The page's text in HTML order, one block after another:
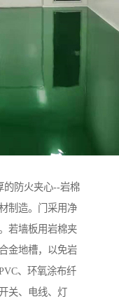
的防火夹心--岩棉
制造。门采用净
若墙板用岩棉夹
金地槽，以免岩
、环氧涂布纤
关、电线、灯